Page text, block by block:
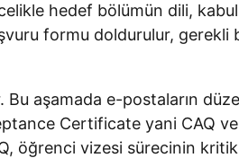
hedef bölümün dili,
formu doldurulur,
aşamada e-postaların
Certificate yani CAQ
öğrenci vizesi sürecinin kritik